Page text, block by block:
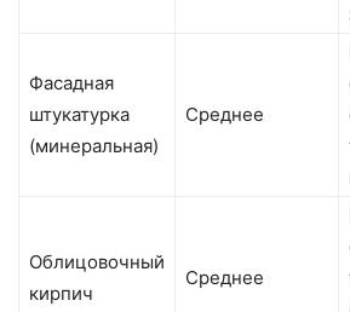
Фасадная
штукатурка
(минеральная)
Среднее
Облицовочный
кирпич
Среднее